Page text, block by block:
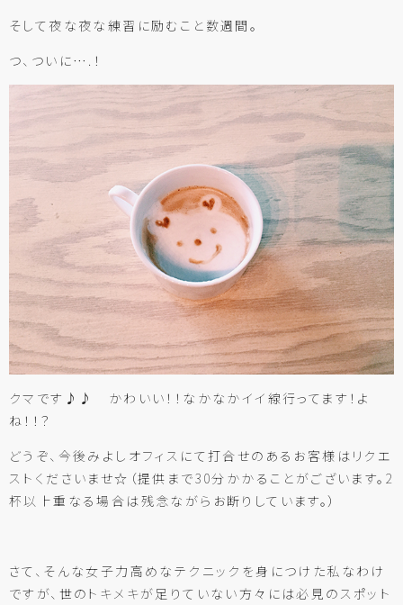
そして夜な夜な練習に励むこと数週間。
つ、ついに….！
クマです♪♪ かわいい！！なかなかイイ線行ってます！よ
ね！！？
どうぞ、今後みよしオフィスにて打合せのあるお客様はリクエ
ストくださいませ☆（提供まで30分かかることがございます。2
杯以上重なる場合は残念ながらお断りしています。）
さて、そんな女子力高めなテクニックを身につけた私なわけ
ですが、世のトキメキが足りていない方々には必見のスポット